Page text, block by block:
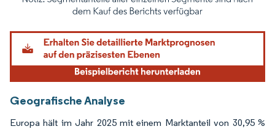
Bild © Mordor Intelligence. Wiederverwendung erfordert Namensnennung
Geografische Analyse
Europa hält im Jahr 2025 mit einem Marktanteil von 30,95 %